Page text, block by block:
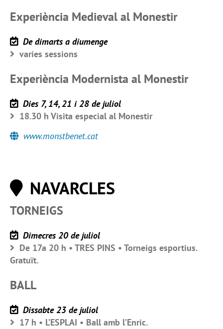
Experiència Medieval al Monestir
De dimarts a diumenge
varies sessions
Experiència Modernista al Monestir
Dies 7, 14, 21 i 28 de juliol
18.30 h Visita especial al Monestir
www.monstbenet.cat
NAVARCLES
TORNEIGS
Dimecres 20 de juliol
De 17a 20 h • TRES PINS • Torneigs esportius.
Gratuït.
BALL
Dissabte 23 de juliol
17 h • L’ESPLAI • Ball amb l’Enric.